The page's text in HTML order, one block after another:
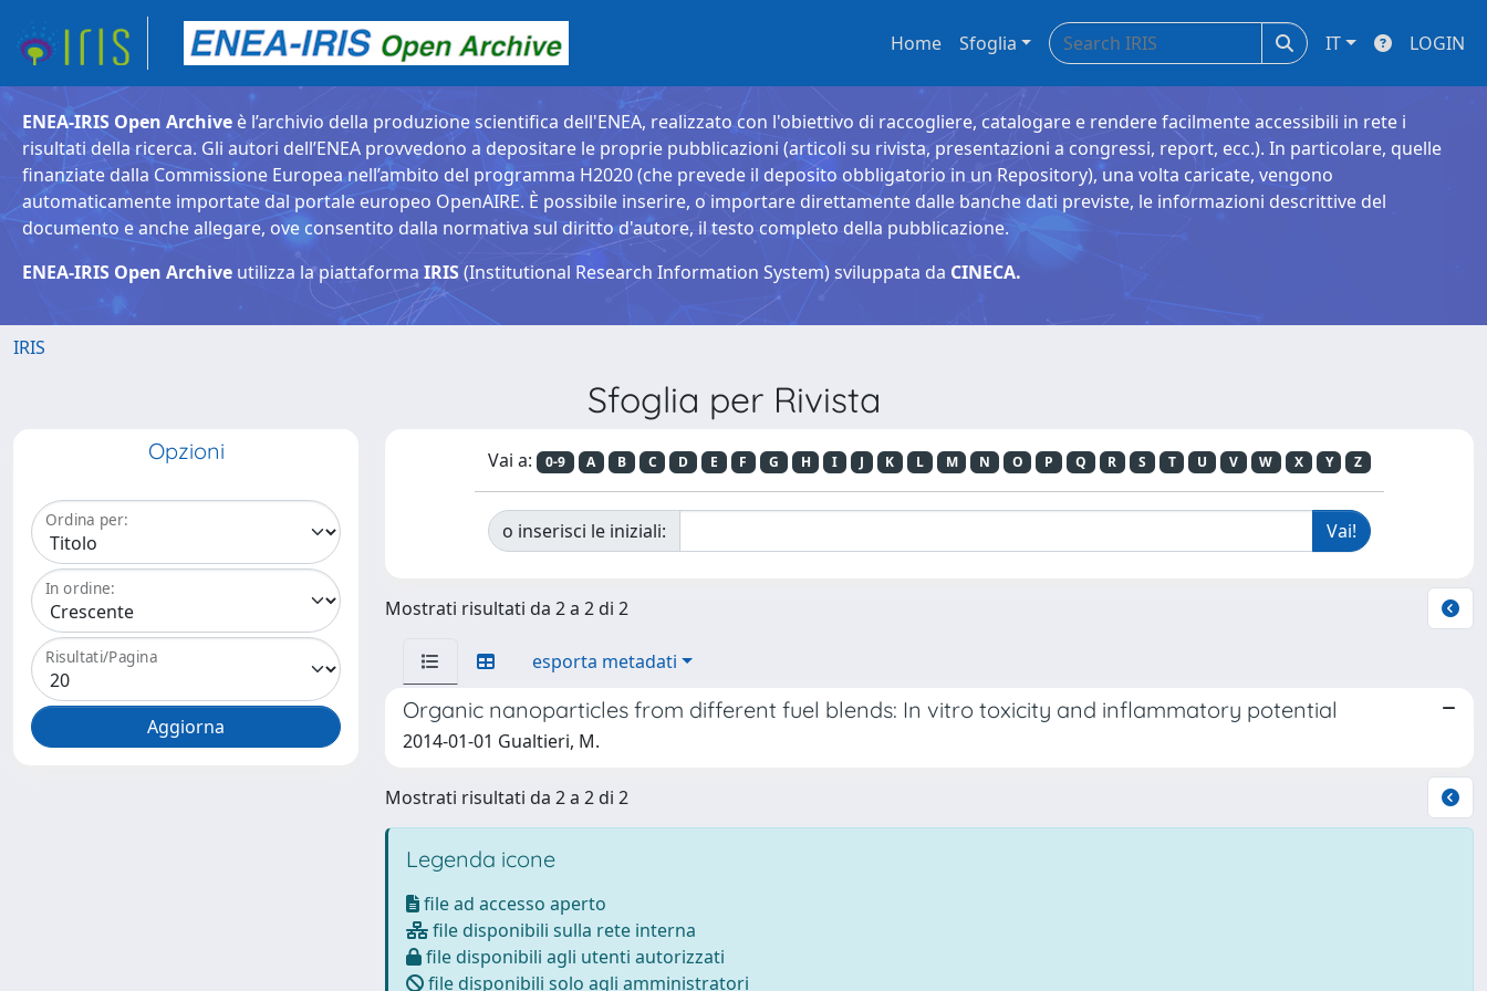
Home Sfoglia IT LOGIN
ENEA-IRIS Open Archive è l’archivio della produzione scientifica dell'ENEA, realizzato con l'obiettivo di raccogliere, catalogare e rendere facilmente accessibili in rete i
risultati della ricerca. Gli autori dell’ENEA provvedono a depositare le proprie pubblicazioni (articoli su rivista, presentazioni a congressi, report, ecc.). In particolare, quelle
finanziate dalla Commissione Europea nell’ambito del programma H2020 (che prevede il deposito obbligatorio in un Repository), una volta caricate, vengono
automaticamente importate dal portale europeo OpenAIRE. È possibile inserire, o importare direttamente dalle banche dati previste, le informazioni descrittive del
documento e anche allegare, ove consentito dalla normativa sul diritto d'autore, il testo completo della pubblicazione.
ENEA-IRIS Open Archive utilizza la piattaforma IRIS(Institutional Research Information System) sviluppata da CINECA.
IRIS
Sfoglia per Rivista
Opzioni
Ordina per:
In ordine:
Risultati/Pagina
Vai a: 0-9 A B C D E F G H I J K L M N O P Q R S T U V W X Y Z
o inserisci le iniziali:
Mostrati risultati da 2 a 2 di 2
esporta metadati
Organic nanoparticles from different fuel blends: In vitro toxicity and inflammatory potential
2014-01-01 Gualtieri, M.
Mostrati risultati da 2 a 2 di 2
Legenda icone
file ad accesso aperto
file disponibili sulla rete interna
file disponibili agli utenti autorizzati
file disponibili solo agli amministratori